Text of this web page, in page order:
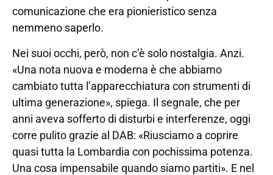
comunicazione che era pionieristico senza
nemmeno saperlo.
Nei suoi occhi, però, non c’è solo nostalgia. Anzi.
«Una nota nuova e moderna è che abbiamo
cambiato tutta l’apparecchiatura con strumenti di
ultima generazione», spiega. Il segnale, che per
anni aveva sofferto di disturbi e interferenze, oggi
corre pulito grazie al DAB: «Riusciamo a coprire
quasi tutta la Lombardia con pochissima potenza.
Una cosa impensabile quando siamo partiti». E nel